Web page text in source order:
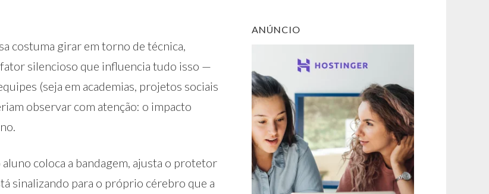
costuma girar em torno de técnica,
silencioso que influencia tudo isso —
(seja em academias, projetos sociais
observar com atenção: o impacto
coloca a bandagem, ajusta o protetor
sinalizando para o próprio cérebro que a
ANÚNCIO